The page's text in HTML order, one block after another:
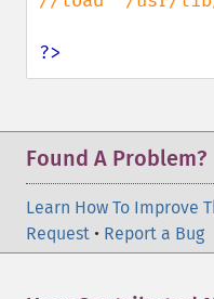
?>
Found A Problem?
Learn How To Improve
Request • Report a Bug